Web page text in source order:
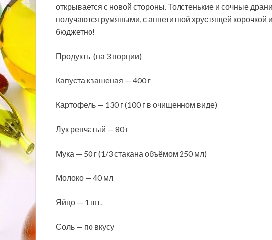
открывается с новой стороны. Толстенькие и сочные
получаются румяными, с аппетитной хрустящей корочкой
бюджетно!
Продукты (на 3 порции)
Капуста квашеная — 400 г
Картофель — 130 г (100 г в очищенном виде)
Лук репчатый — 80 г
Мука — 50 г (1/3 стакана объёмом 250 мл)
Молоко — 40 мл
Яйцо — 1 шт.
Соль — по вкусу